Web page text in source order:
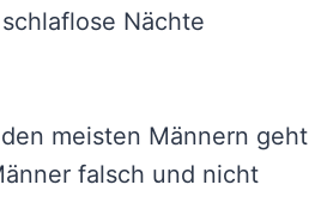
Nächte
meisten Männern geht
falsch und nicht